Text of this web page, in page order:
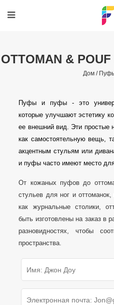
OTTOMAN &
Дом /
Пуфы и пуфы - это
которые улучшают эстетику
ее внешний вид. Эти простые
как самостоятельную вещь,
акцентным стульям или
и пуфы часто имеют место
От кожаных пуфов до
стульев для ног и
как журнальные столики,
быть изготовлены на заказ в
разновидностях, чтобы
пространства.